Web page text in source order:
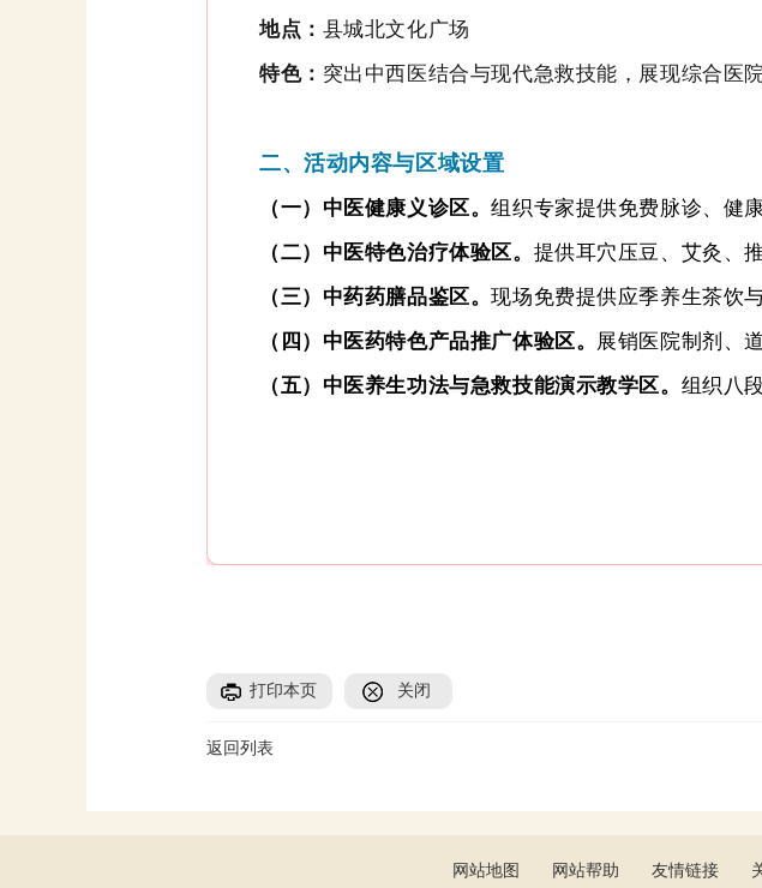
地点： 县城北文化广场
特色： 突出中西医结合与现代急救技能，展现综合医
二、活动内容与区域设置
（一） 中医健康义诊区。组织专家提供免费脉诊、健
（二） 中医特色治疗体验区。 提供耳穴压豆、艾灸、
（三） 中药药膳品鉴区。现场免费提供应季养生茶饮
（四） 中医药特色产品推广体验区。 展销医院制剂、
（五） 中医养生功法与急救技能演示教学区。 组织八
打印本页 关闭
返回列表
网站地图 网站帮助 友情链接